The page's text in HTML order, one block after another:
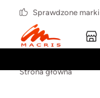
Sprawdzone marki
Strona główna